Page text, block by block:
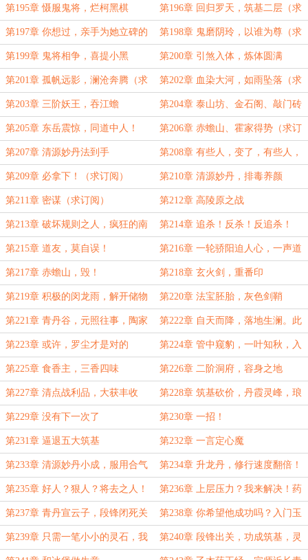
凤山苦修
第195章 慑服鬼将，烂柯黑棋 第196章 回归罗天，筑基二层（求
月票）
第197章 你想过，亲手为她立碑的
未来吗
第198章 鬼磨阴玲，以谁为尊（求
订阅）
第199章 鬼将相争，喜提小黑 第200章 引煞入体，炼体圆满
第201章 孤帆远影，澜沧奔腾（求
月票）
第202章 血染大河，如雨坠落（求
月票）
第203章 三阶妖王，吞江蟾 第204章 泰山坊、金石阁、敲门砖
第205章 东岳震惊，同道中人！ 第206章 赤蟾山、霍家得势（求订
阅）
第207章 清源妙丹法到手 第208章 有些人，变了，有些人，
不能变！
第209章 必拿下！（求订阅） 第210章 清源妙丹，排毒养颜
第211章 密谋（求订阅） 第212章 高陵原之战
第213章 破坏规则之人，疯狂的南
宫谨
第214章 追杀！反杀！反追杀！
第215章 道友，莫自误！ 第216章 一轮骄阳迫人心，一声道
友别世间
第217章 赤蟾山，毁！ 第218章 玄火剑，重番印
第219章 积极的闵龙雨，解开储物
袋禁制
第220章 法宝胚胎，灰色剑鞘
第221章 青丹谷，元照往事，陶家
筑基
第222章 自天而降，落地生澜。此
城，谓之天澜！
第223章 或许，罗尘才是对的 第224章 管中窥豹，一叶知秋，入
城兽车，走马观花
第225章 食香主，三香四味 第226章 二阶洞府，容身之地
第227章 清点战利品，大获丰收 第228章 筑基砍价，丹霞灵峰，琅
岐飞舟，仙城飙车
第229章 没有下一次了 第230章 一招！
第231章 逼退五大筑基 第232章 一言定心魔
第233章 清源妙丹小成，服用合气
丹
第234章 升龙丹，修行速度翻倍！
第235章 好人？狠人？将去之人！ 第236章 上层压力？我来解决！药
堂重定，设立外门
第237章 青丹宣云子，段锋闭死关 第238章 你希望他成功吗？入门玉
露丹
第239章 只需一笔小小的灵石，我 第240章 段锋出关，功成筑基，灵